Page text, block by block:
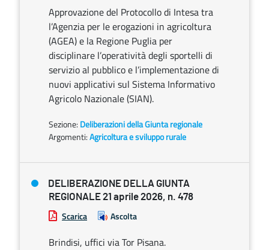
Approvazione del Protocollo di Intesa tra
l’Agenzia per le erogazioni in agricoltura
(AGEA) e la Regione Puglia per
disciplinare l’operatività degli sportelli di
servizio al pubblico e l’implementazione di
nuovi applicativi sul Sistema Informativo
Agricolo Nazionale (SIAN).
Sezione: Deliberazioni della Giunta regionale
Argomenti:Agricoltura e sviluppo rurale
DELIBERAZIONE DELLA GIUNTA
REGIONALE 21 aprile 2026, n. 478
Scarica Ascolta
Brindisi, uffici via Tor Pisana.